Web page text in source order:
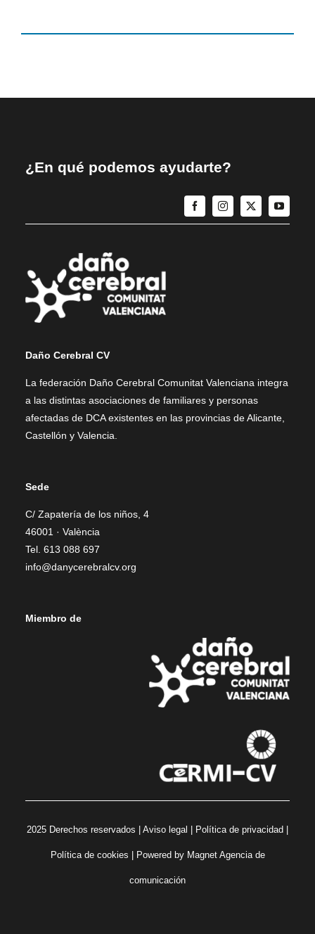
¿En qué podemos ayudarte?
Daño Cerebral CV
La federación Daño Cerebral Comunitat Valenciana integra
a las distintas asociaciones de familiares y personas
afectadas de DCA existentes en las provincias de Alicante,
Castellón y Valencia.
Sede
C/ Zapatería de los niños, 4
46001 · València
Tel. 613 088 697
info@danycerebralcv.org
Miembro de
2025 Derechos reservados | Aviso legal | Política de privacidad |
Política de cookies | Powered by Magnet Agencia de
comunicación